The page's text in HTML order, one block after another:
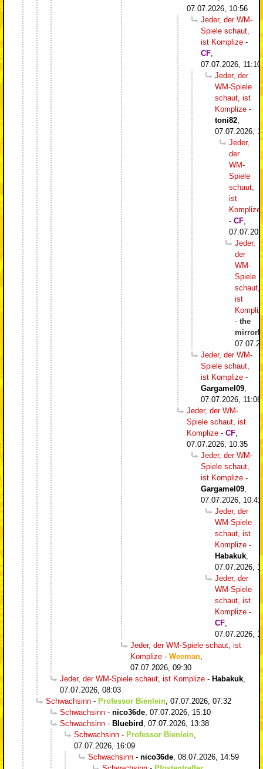
07.07.2026, 10:56
Jeder, der WM-
Spiele schaut,
ist Komplize -
CF
07.07.2026, 11:10
Jeder, der
WM-Spiele
schaut, ist
Komplize -
toni82
07.07.2026,
Jeder,
der
WM-
Spiele
schaut,
ist
Komplize
- CF
Jeder,
der
WM-
Spiele
schaut,
ist
- the
Jeder, der WM-
Spiele schaut,
ist Komplize -
Gargamel09
07.07.2026, 11:06
Jeder, der WM-
Spiele schaut, ist
Komplize - CF
07.07.2026, 10:35
Jeder, der WM-
Spiele schaut,
ist Komplize -
Gargamel09
07.07.2026, 10:41
Jeder, der
WM-Spiele
schaut, ist
Komplize -
Habakuk
07.07.2026,
Jeder, der
WM-Spiele
schaut, ist
Komplize -
CF
07.07.2026,
Jeder, der WM-Spiele schaut, ist
Komplize - Weeman
07.07.2026, 09:30
Jeder, der WM-Spiele schaut, ist Komplize - Habakuk
07.07.2026, 08:03
Schwachsinn - Professor Bienlein 07.07.2026, 07:32
Schwachsinn - nico36de 07.07.2026, 15:10
Schwachsinn - Bluebird
07.07.2026, 13:38
Schwachsinn - Professor Bienlein
07.07.2026, 16:09
Schwachsinn - nico36de 08.07.2026, 14:59